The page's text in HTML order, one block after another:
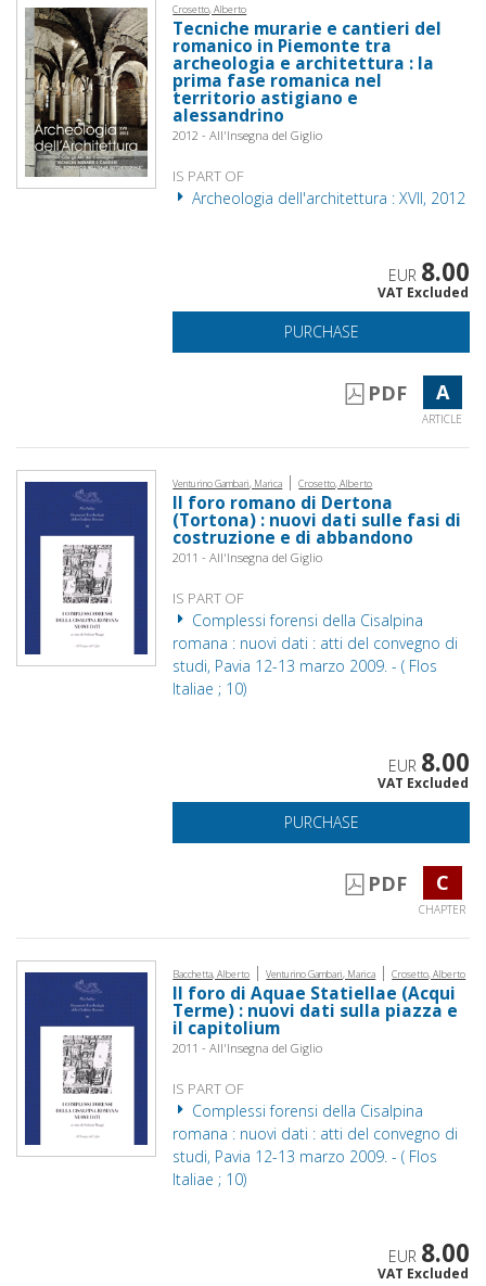
Crosetto, Alberto
Tecniche murarie e cantieri del
romanico in Piemonte tra
archeologia e architettura : la
prima fase romanica nel
territorio astigiano e
alessandrino
2012 - All'Insegna del Giglio
IS PART OF
Archeologia dell'architettura : XVII, 2012
EUR 8.00
VAT Excluded
PURCHASE
PDF A
ARTICLE
Venturino Gambari, Marica | Crosetto, Alberto
Il foro romano di Dertona
(Tortona) : nuovi dati sulle fasi di
costruzione e di abbandono
2011 - All'Insegna del Giglio
IS PART OF
Complessi forensi della Cisalpina
romana : nuovi dati : atti del convegno di
studi, Pavia 12-13 marzo 2009. - ( Flos
Italiae ; 10)
EUR 8.00
VAT Excluded
PURCHASE
PDF C
CHAPTER
Bacchetta, Alberto | Venturino Gambari, Marica | Crosetto, Alberto
Il foro di Aquae Statiellae (Acqui
Terme) : nuovi dati sulla piazza e
il capitolium
2011 - All'Insegna del Giglio
IS PART OF
Complessi forensi della Cisalpina
romana : nuovi dati : atti del convegno di
studi, Pavia 12-13 marzo 2009. - ( Flos
Italiae ; 10)
EUR 8.00
VAT Excluded